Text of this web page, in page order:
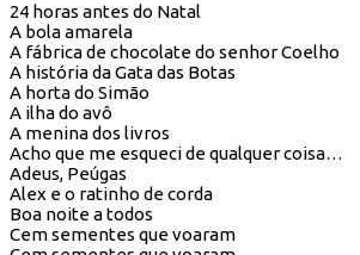
24 horas antes do Natal
A bola amarela
A fábrica de chocolate do senhor Coelho
A história da Gata das Botas
A horta do Simão
A ilha do avô
A menina dos livros
Acho que me esqueci de qualquer coisa…
Adeus, Peúgas
Alex e o ratinho de corda
Boa noite a todos
Cem sementes que voaram